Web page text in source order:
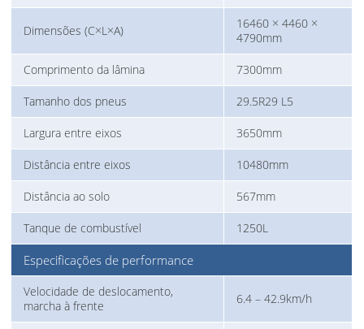
Dimensões (C×L×A)
16460 × 4460 ×
4790mm
Comprimento da lâmina 7300mm
Tamanho dos pneus 29.5R29 L5
Largura entre eixos 3650mm
Distância entre eixos 10480mm
Distância ao solo 567mm
Tanque de combustível 1250L
Especificações de performance
Velocidade de deslocamento,
marcha à frente
6.4 – 42.9km/h